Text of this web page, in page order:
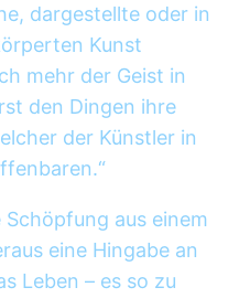
dargestellte oder in
Kunst
mehr der Geist in
den Dingen ihre
der Künstler in
aus einem
eine Hingabe an
Leben – es so zu